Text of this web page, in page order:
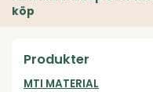
köp
Produkter
MTI MATERIAL